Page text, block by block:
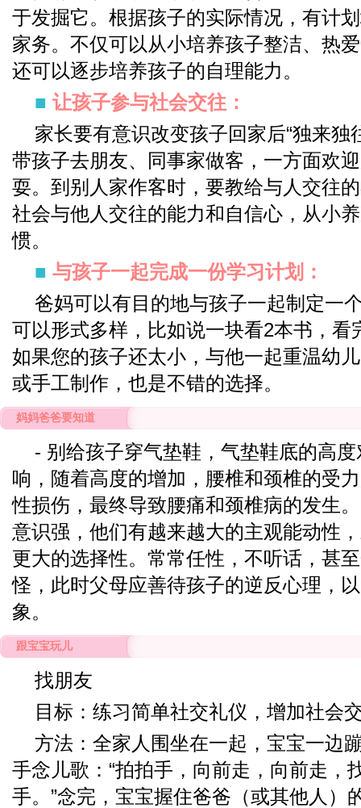
于发掘它。根据孩子的实际情况，有计
家务。不仅可以从小培养孩子整洁、热
还可以逐步培养孩子的自理能力。
■ 让孩子参与社会交往：
家长要有意识改变孩子回家后“独来独
带孩子去朋友、同事家做客，一方面欢
耍。到别人家作客时，要教给与人交往
社会与他人交往的能力和自信心，从小
惯。
■ 与孩子一起完成一份学习计划：
爸妈可以有目的地与孩子一起制定一
可以形式多样，比如说一块看2本书，看
如果您的孩子还太小，与他一起重温幼
或手工制作，也是不错的选择。
妈妈爸爸要知道
- 别给孩子穿气垫鞋，气垫鞋底的高
响，随着高度的增加，腰椎和颈椎的受
性损伤，最终导致腰痛和颈椎病的发生
意识强，他们有越来越大的主观能动性
更大的选择性。常常任性，不听话，甚
怪，此时父母应善待孩子的逆反心理，
象。
跟宝宝玩儿
找朋友
目标：练习简单社交礼仪，增加社会
方法：全家人围坐在一起，宝宝一边
手念儿歌：“拍拍手，向前走，向前走，
手。”念完，宝宝握住爸爸（或其他人）